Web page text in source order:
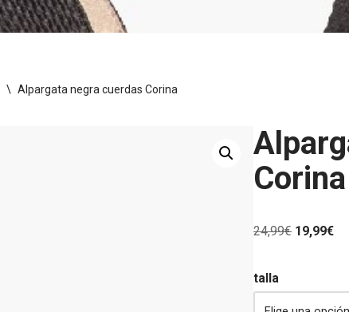
\ Alpargata negra cuerdas Corina
Corina
24,99€ 19,99€
talla